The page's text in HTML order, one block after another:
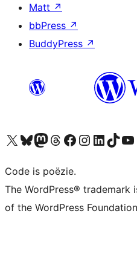
Matt ↗
bbPress ↗
BuddyPress ↗
Bezoek ons X (voorheen Twitter) account
Bezoek ons Bluesky account
Bezoek ons Mastodon account
Bezoek ons Threads account
Onze Facebook pagina bezoeken
Bezoek ons Instagram account
Bezoek ons LinkedIn
Bezoek onsBezoek
Code is poëzie.
The WordPress®
of the WordPress